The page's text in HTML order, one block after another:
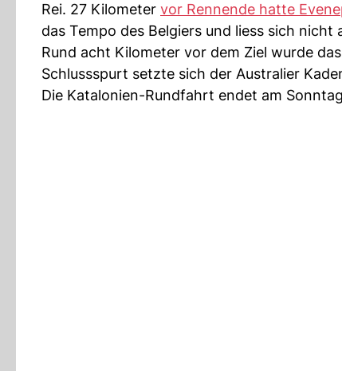
Rei. 27 Kilometer vor Rennende hatte
das Tempo des Belgiers und liess sich nicht
Rund acht Kilometer vor dem Ziel wurde
Schlussspurt setzte sich der Australier
Die Katalonien-Rundfahrt endet am